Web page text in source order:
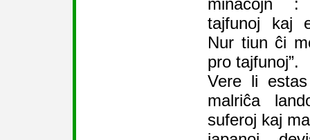
minacojn :
tajfunoj kaj
Nur tiun ĉi
pro tajfunoj”.
Vere li
malriĉa
suferoj kaj